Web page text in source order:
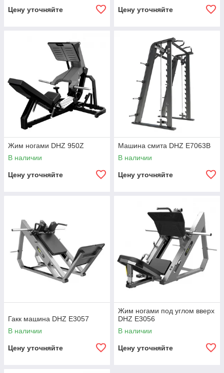
Цену уточняйте Цену уточняйте
Жим ногами DHZ 950Z
В наличии
Цену уточняйте
Машина смита DHZ E7063B
В наличии
Цену уточняйте
Гакк машина DHZ E3057
В наличии
Цену уточняйте
Жим ногами под углом вверх
DHZ E3056
В наличии
Цену уточняйте